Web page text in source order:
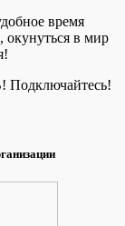
время
окунуться в мир
Подключайтесь!